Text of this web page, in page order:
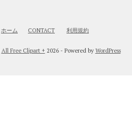
ホーム CONTACT 利用規約
All Free Clipart + 2026 - Powered by WordPress